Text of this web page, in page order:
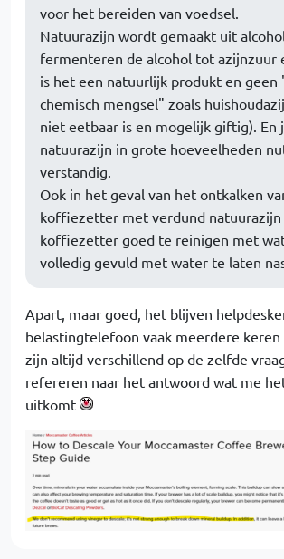
voor het bereiden van voedsel.
Natuurazijn wordt gemaakt uit
fermenteren de alcohol tot azijnzuur
is het een natuurlijk produkt en geen
chemisch mengsel" zoals
niet eetbaar is en mogelijk giftig). En
natuurazijn in grote hoeveelheden
verstandig.
Ook in het geval van het ontkalken
koffiezetter met verdund natuurazijn
koffiezetter goed te reinigen met
volledig gevuld met water te laten
Apart, maar goed, het blijven
belastingtelefoon vaak meerdere
zijn altijd verschillend op de zelfde
refereren naar het antwoord wat me
uitkomt